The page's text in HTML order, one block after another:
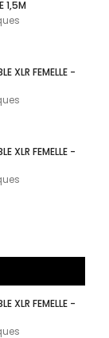
1,5M
XLR FEMELLE -
XLR FEMELLE -
XLR FEMELLE -